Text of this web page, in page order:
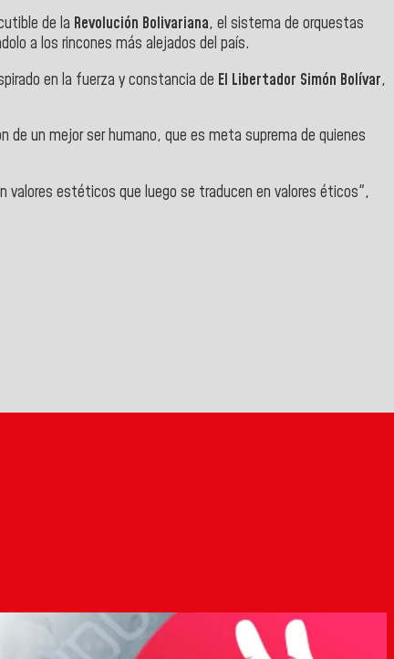
de la Revolución Bolivariana, el sistema de orquestas
a los rincones más alejados del país.
en la fuerza y constancia de El Libertador Simón Bolívar,
de un mejor ser humano, que es meta suprema de quienes
valores estéticos que luego se traducen en valores éticos",